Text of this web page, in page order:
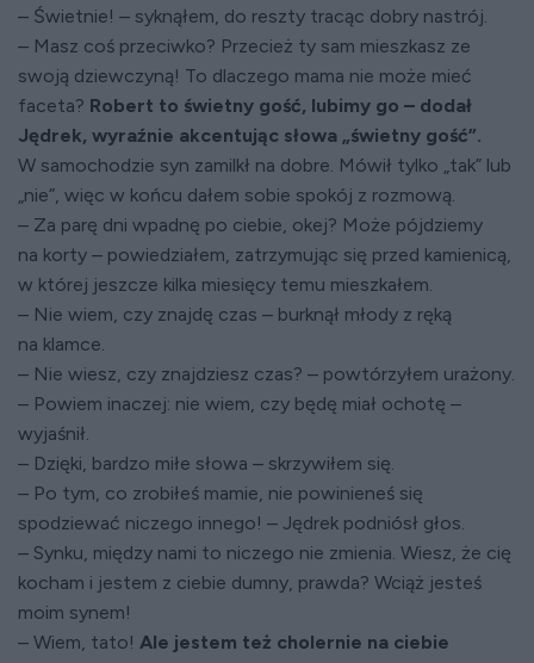
– Świetnie! – syknąłem, do reszty tracąc dobry nastrój.
– Masz coś przeciwko? Przecież ty sam mieszkasz ze
swoją dziewczyną! To dlaczego mama nie może mieć
faceta? Robert to świetny gość, lubimy go – dodał
Jędrek, wyraźnie akcentując słowa „świetny gość”.
W samochodzie syn zamilkł na dobre. Mówił tylko „tak” lub
„nie”, więc w końcu dałem sobie spokój z rozmową.
– Za parę dni wpadnę po ciebie, okej? Może pójdziemy
na korty – powiedziałem, zatrzymując się przed kamienicą,
w której jeszcze kilka miesięcy temu mieszkałem.
– Nie wiem, czy znajdę czas – burknął młody z ręką
na klamce.
– Nie wiesz, czy znajdziesz czas? – powtórzyłem urażony.
– Powiem inaczej: nie wiem, czy będę miał ochotę –
wyjaśnił.
– Dzięki, bardzo miłe słowa – skrzywiłem się.
– Po tym, co zrobiłeś mamie, nie powinieneś się
spodziewać niczego innego! – Jędrek podniósł głos.
– Synku, między nami to niczego nie zmienia. Wiesz, że cię
kocham i jestem z ciebie dumny, prawda? Wciąż jesteś
moim synem!
– Wiem, tato! Ale jestem też cholernie na ciebie